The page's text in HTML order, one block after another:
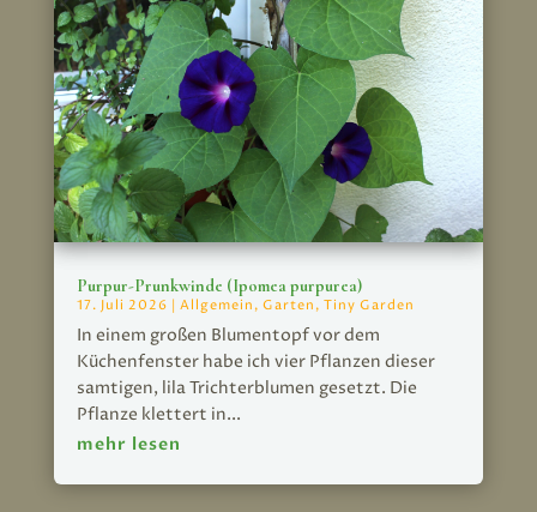
Purpur-Prunkwinde (Ipomea purpurea)
17. Juli 2026 | Allgemein , Garten , Tiny Garden
In einem großen Blumentopf vor dem
Küchenfenster habe ich vier Pflanzen dieser
samtigen, lila Trichterblumen gesetzt. Die
Pflanze klettert in...
mehr lesen